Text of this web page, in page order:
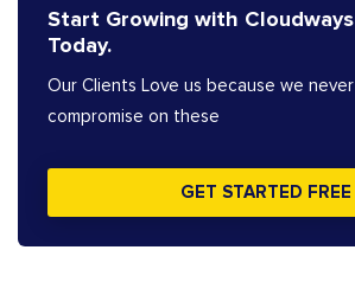
Start Growing with Cloudways
Today.
Our Clients Love us because we never
compromise on these
GET STARTED FREE